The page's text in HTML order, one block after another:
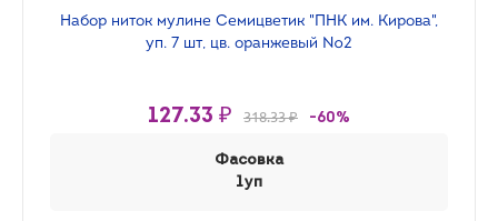
Набор ниток мулине Семицветик "ПНК им. Кирова",
уп. 7 шт, цв. оранжевый №2
127.33 ₽ 318.33 ₽ -60%
Фасовка
1уп